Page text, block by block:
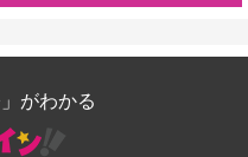
がわかる